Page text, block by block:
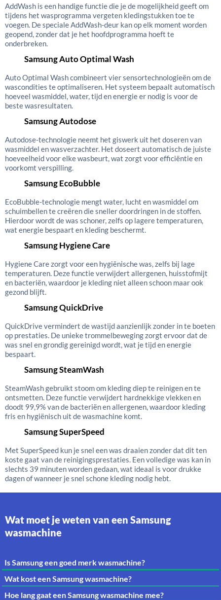
AddWash is een handige functie die je de mogelijkheid geeft om
tijdens het wasprogramma vergeten kledingstukken toe te
voegen. De speciale AddWash-deur kan op elk moment worden
geopend, zonder dat je het hoofdprogramma hoeft te
onderbreken.
Samsung Auto Optimal Wash
Auto Optimal Wash combineert vier sensortechnologieën om de
wascondities te optimaliseren. Het systeem bepaalt automatisch
hoeveel wasmiddel, water, tijd en energie er nodig is voor de
beste wasresultaten.
Samsung Autodose
Autodose-technologie neemt het giswerk uit het doseren van
wasmiddel en wasverzachter. Het doseert automatisch de juiste
hoeveelheid voor elke wasbeurt, wat zorgt voor efficiëntie en
voorkomt verspilling.
Samsung EcoBubble
EcoBubble-technologie mengt water, lucht en wasmiddel om
schuimbellen te creëren die sneller doordringen in de stoffen.
Hierdoor wordt de was schoner, zelfs op lagere temperaturen,
wat energie bespaart en kleding beschermt.
Samsung Hygiene Care
Hygiene Care zorgt voor een hygiënische was, zelfs bij lage
temperaturen. Deze functie verwijdert allergenen, huisstofmijt
en bacteriën, waardoor je kleding niet alleen schoon maar ook
gezond blijft.
Samsung QuickDrive
QuickDrive vermindert de wastijd aanzienlijk zonder in te boeten
op prestaties. De unieke trommelbeweging zorgt ervoor dat de
was snel en grondig gereinigd wordt, wat je tijd en energie
bespaart.
Samsung SteamWash
SteamWash gebruikt stoom om kleding diep te reinigen en te
ontsmetten. Deze functie verwijdert hardnekkige vlekken en
doodt 99,9% van de bacteriën en allergenen, waardoor kleding
fris en hygiënisch uit de wasmachine komt.
Samsung SuperSpeed
Met SuperSpeed kun je snel een was draaien zonder dat dit ten
koste gaat van de reinigingsprestaties. Een volledige was kan in
slechts 39 minuten worden gedaan, wat ideaal is voor drukke
dagen of wanneer je snel schone kleding nodig hebt.
Wat moet je weten van een Samsung
wasmachine
Is Samsung een goed merk wasmachine?
Wat kost een Samsung wasmachine?
Hoe lang gaat een Samsung wasmachine mee?